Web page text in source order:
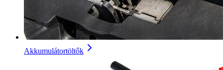
Akkumulátortöltők